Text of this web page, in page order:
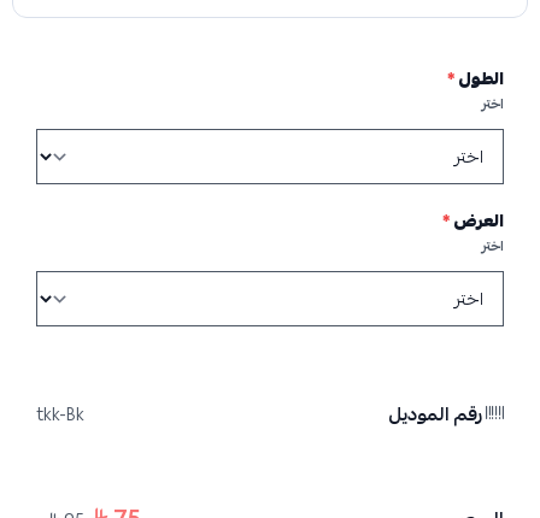
الطول*
اختر
العرض*
اختر
رقم الموديل tkk-Bk